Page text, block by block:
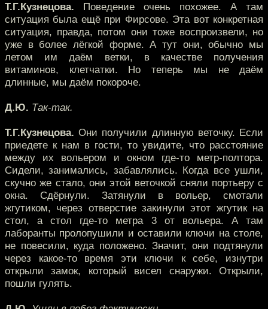
Т.Г.Кузнецова. Поведение очень похожее. А там
ситуация была ещё при Фирсове. Эта вот конкретная
ситуация, правда, потом они тоже воспроизвели, но
уже в более лёгкой форме. А тут они, обычно мы
летом им даём ветки, в качестве получения
витаминов, клетчатки. Но теперь мы не даём
длинные, мы даём покороче.
Д.Ю. Так-так.
Т.Г.Кузнецова. Они получили длинную веточку. Если
приедете к нам в гости, то увидите, что расстояние
между их вольером и окном где-то метр-полтора.
Сидели, занимались, забавлялись. Когда все ушли,
скучно же стало, они этой веточкой сняли портьеру с
окна. Сдёрнули. Затянули в вольер, смотали
жгутиком, через отверстие закинули этот жгутик на
стол, а стол где-то метра 3 от вольера. А там
лаборанты пролопушили и оставили ключи на столе,
не повесили, куда положено. Значит, они подтянули
через какое-то время эти ключи к себе, изнутри
открыли замок, который висел снаружи. Открыли,
пошли гулять.